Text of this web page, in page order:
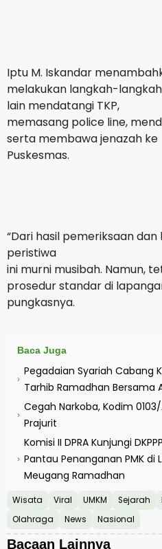
Iptu M. Iskandar
melakukan langkah-
lain mendatangi TKP,
memasang police line,
serta membawa jenazah ke
Puskesmas.
“Dari hasil pemeriksaan
peristiwa
ini murni musibah. Namun,
prosedur standar di
pungkasnya.
Baca Juga
›
Pegadaian Syariah Cabang
Tarhib Ramadhan Bersama
›
Cegah Narkoba, Kodim
Prajurit
›
Komisi II DPRA Kunjungi
Pantau Penanganan PMK di
Meugang Ramadhan
Wisata Viral UMKM Sejarah
Olahraga
News Nasional
Bacaan Lainnya